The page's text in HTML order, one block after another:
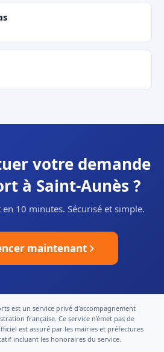
votre demande
à Saint-Aunès ?
10 minutes. Sécurisé et simple.
maintenant
est un service privé d'accompagnement
française. Ce service n'émet pas de
est assuré par les mairies et préfectures
incluant les honoraires du service.